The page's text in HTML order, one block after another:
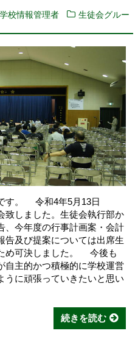
校情報管理者
生徒会グルー
す。 令和4年5月13日
致しました。生徒会執行部か
、今年度の行事計画案・会計
告及び提案については出席生
め可決しました。 今後も
自主的かつ積極的に学校運営
うに頑張っていきたいと思い
続きを読む